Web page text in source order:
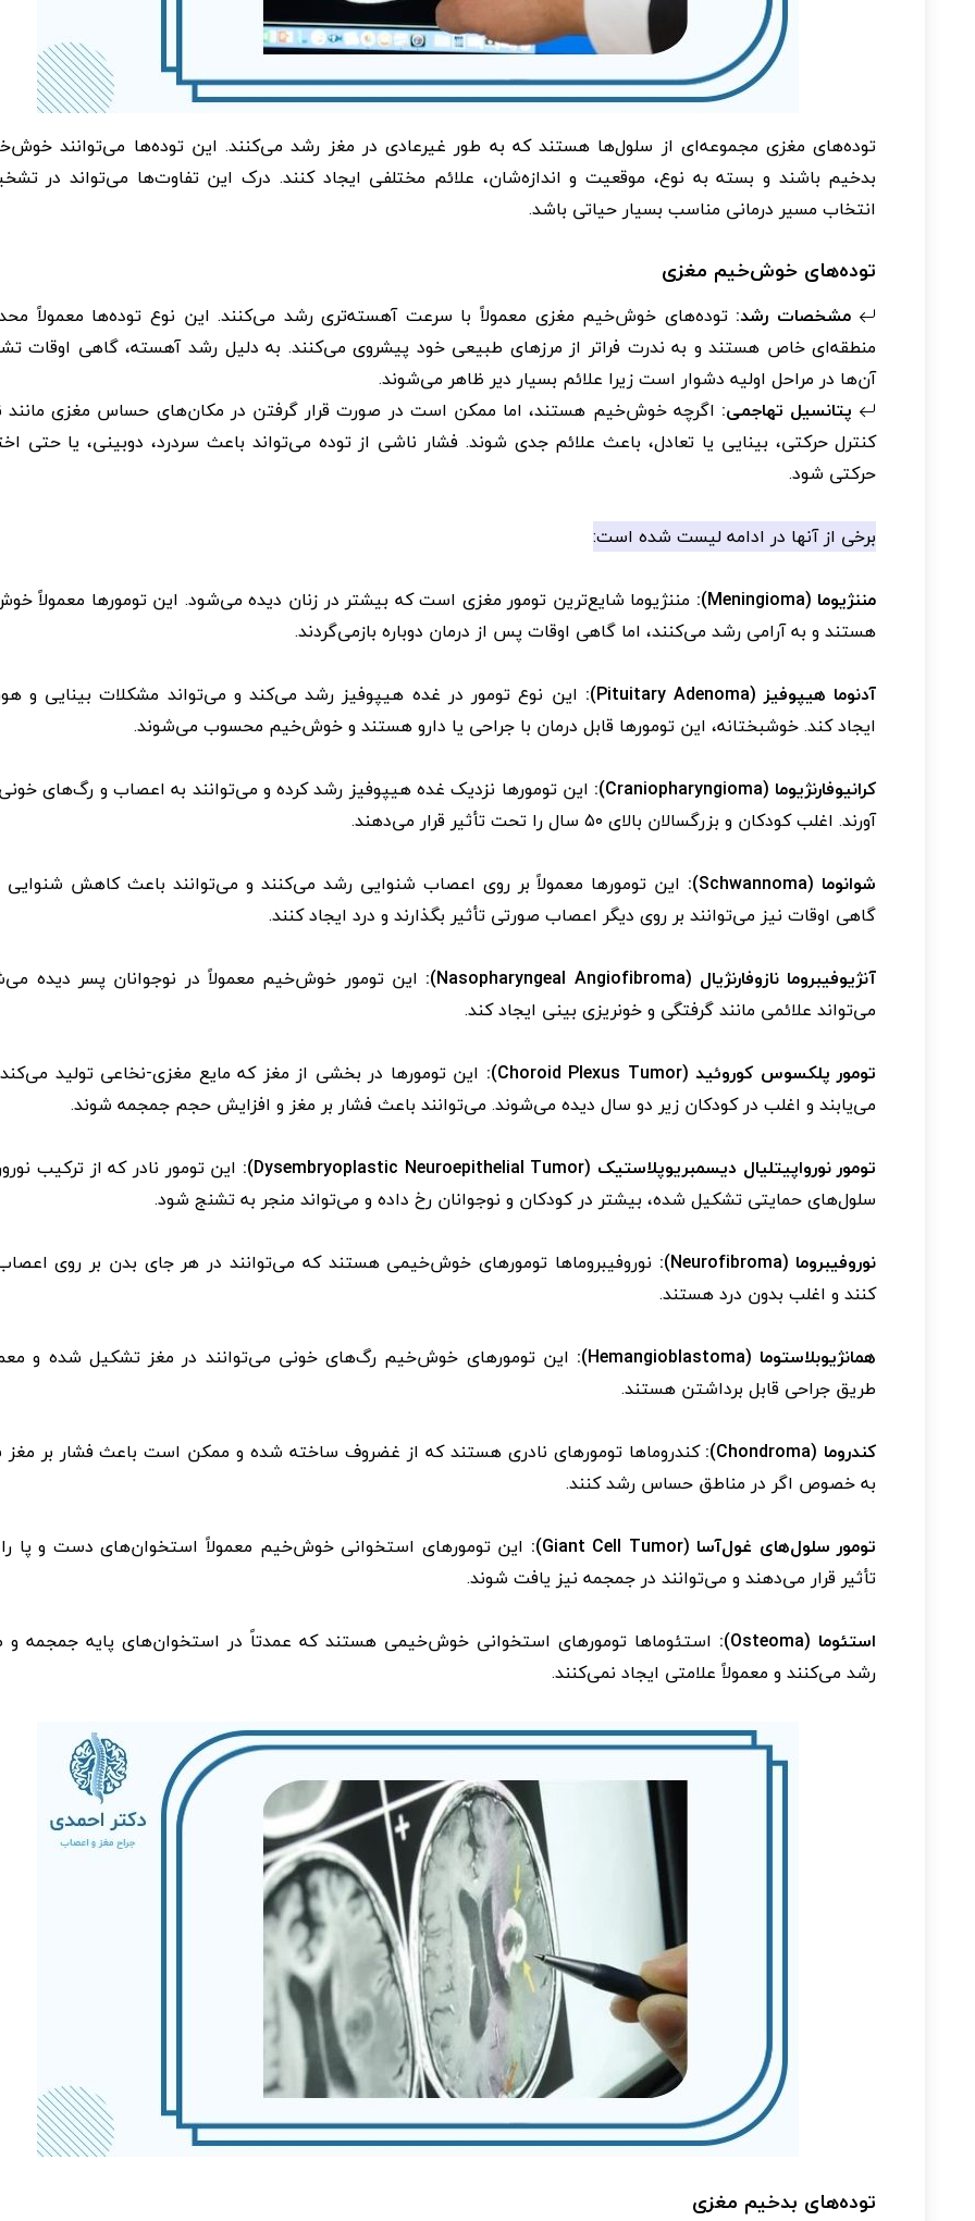
توده‌های مغزی مجموعه‌ای از سلول‌ها هستند که به طور غیرعادی در مغز رشد می‌کنند. این توده‌ها می‌توانند
بدخیم باشند و بسته به نوع، موقعیت و اندازه‌شان، علائم مختلفی ایجاد کنند. درک این تفاوت‌ها می‌تواند در
انتخاب مسیر درمانی مناسب بسیار حیاتی باشد.
توده‌های خوش‌خیم مغزی
مشخصات رشد: توده‌های خوش‌خیم مغزی معمولاً با سرعت آهسته‌تری رشد می‌کنند. این نوع توده‌ها معمولاً
منطقه‌ای خاص هستند و به ندرت فراتر از مرزهای طبیعی خود پیشروی می‌کنند. به دلیل رشد آهسته، گاهی اوقات
آن‌ها در مراحل اولیه دشوار است زیرا علائم بسیار دیر ظاهر می‌شوند.
پتانسیل تهاجمی: اگرچه خوش‌خیم هستند، اما ممکن است در صورت قرار گرفتن در مکان‌های حساس مغزی مانند
کنترل حرکتی، بینایی یا تعادل، باعث علائم جدی شوند. فشار ناشی از توده می‌تواند باعث سردرد، دوبینی، یا حتی
حرکتی شود.
برخی از آنها در ادامه لیست شده است:
مننژیوما (Meningioma):
مننژیوما شایع‌ترین تومور مغزی است که بیشتر در زنان دیده می‌شود. این تومورها معمولاً
هستند و به آرامی رشد می‌کنند، اما گاهی اوقات پس از درمان دوباره بازمی‌گردند.
آدنوما هیپوفیز (Pituitary Adenoma):
این نوع تومور در غده هیپوفیز رشد می‌کند و می‌تواند مشکلات بینایی و
ایجاد کند. خوشبختانه، این تومورها قابل درمان با جراحی یا دارو هستند و خوش‌خیم محسوب می‌شوند.
کرانیوفارنژیوما (Craniopharyngioma):
این تومورها نزدیک غده هیپوفیز رشد کرده و می‌توانند به اعصاب و رگ‌های
آورند. اغلب کودکان و بزرگسالان بالای ۵۰ سال را تحت تأثیر قرار می‌دهند.
شوانوما (Schwannoma):
این تومورها معمولاً بر روی اعصاب شنوایی رشد می‌کنند و می‌توانند باعث کاهش شنوایی
گاهی اوقات نیز می‌توانند بر روی دیگر اعصاب صورتی تأثیر بگذارند و درد ایجاد کنند.
آنژیوفیبروما نازوفارنژیال (Nasopharyngeal Angiofibroma):
این تومور خوش‌خیم معمولاً در نوجوانان پسر دیده
می‌تواند علائمی مانند گرفتگی و خونریزی بینی ایجاد کند.
تومور پلکسوس کوروئید (Choroid Plexus Tumor):
این تومورها در بخشی از مغز که مایع مغزی-نخاعی تولید
می‌یابند و اغلب در کودکان زیر دو سال دیده می‌شوند. می‌توانند باعث فشار بر مغز و افزایش حجم جمجمه شوند.
تومور نورواپیتلیال دیسمبریوپلاستیک (Dysembryoplastic Neuroepithelial Tumor):
این تومور نادر که از ترکیب
سلول‌های حمایتی تشکیل شده، بیشتر در کودکان و نوجوانان رخ داده و می‌تواند منجر به تشنج شود.
نوروفیبروما (Neurofibroma):
نوروفیبروماها تومورهای خوش‌خیمی هستند که می‌توانند در هر جای بدن بر روی
کنند و اغلب بدون درد هستند.
همانژیوبلاستوما (Hemangioblastoma):
این تومورهای خوش‌خیم رگ‌های خونی می‌توانند در مغز تشکیل شده و
طریق جراحی قابل برداشتن هستند.
کندروما (Chondroma):
کندروماها تومورهای نادری هستند که از غضروف ساخته شده و ممکن است باعث فشار بر مغز
به خصوص اگر در مناطق حساس رشد کنند.
تومور سلول‌های غول‌آسا (Giant Cell Tumor):
این تومورهای استخوانی خوش‌خیم معمولاً استخوان‌های دست و پا
تأثیر قرار می‌دهند و می‌توانند در جمجمه نیز یافت شوند.
استئوما (Osteoma):
استئوماها تومورهای استخوانی خوش‌خیمی هستند که عمدتاً در استخوان‌های پایه جمجمه
رشد می‌کنند و معمولاً علامتی ایجاد نمی‌کنند.
توده‌های بدخیم مغزی